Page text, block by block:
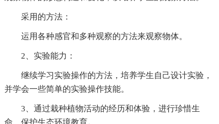
采用的方法：
运用各种感官和多种观察的方法来观察物体。
2、实验能力：
继续学习实验操作的方法，培养学生自己设计实验，
并学会一些简单的实验操作技能。
3、通过栽种植物活动的经历和体验，进行珍惜生